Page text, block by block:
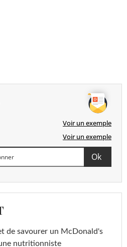
Voir un exemple
Voir un exemple
de savourer un McDonald's
nutritionniste